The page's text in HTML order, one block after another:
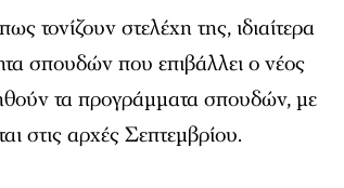
στελέχη της, ιδιαίτερα
σπουδών που επιβάλλει ο νέος
τα προγράμματα σπουδών, με
στις αρχές Σεπτεμβρίου.